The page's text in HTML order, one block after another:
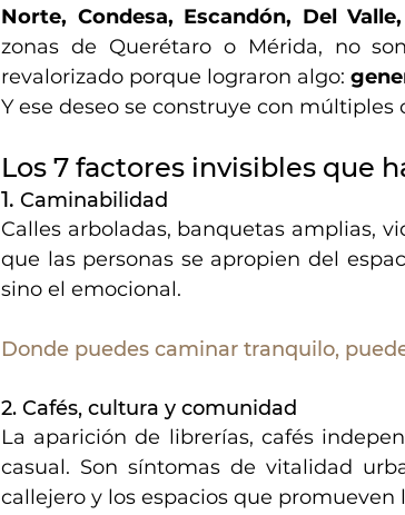
Norte, Condesa, Escandón, Del
zonas de Querétaro o Mérida, no
revalorizado porque lograron algo:
Y ese deseo se construye con múltiples
Los 7 factores invisibles que
1. Caminabilidad
Calles arboladas, banquetas amplias,
que las personas se apropien del
sino el emocional.
Donde puedes caminar tranquilo,
2. Cafés, cultura y comunidad
La aparición de librerías, cafés
casual. Son síntomas de vitalidad
callejero y los espacios que promueven